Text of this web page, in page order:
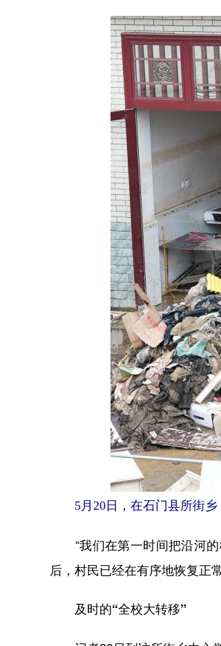
5月20日，在石门县所街
“我们在第一时间把沿河的
后，村民已经在有序地恢复正
及时的“全校大转移”